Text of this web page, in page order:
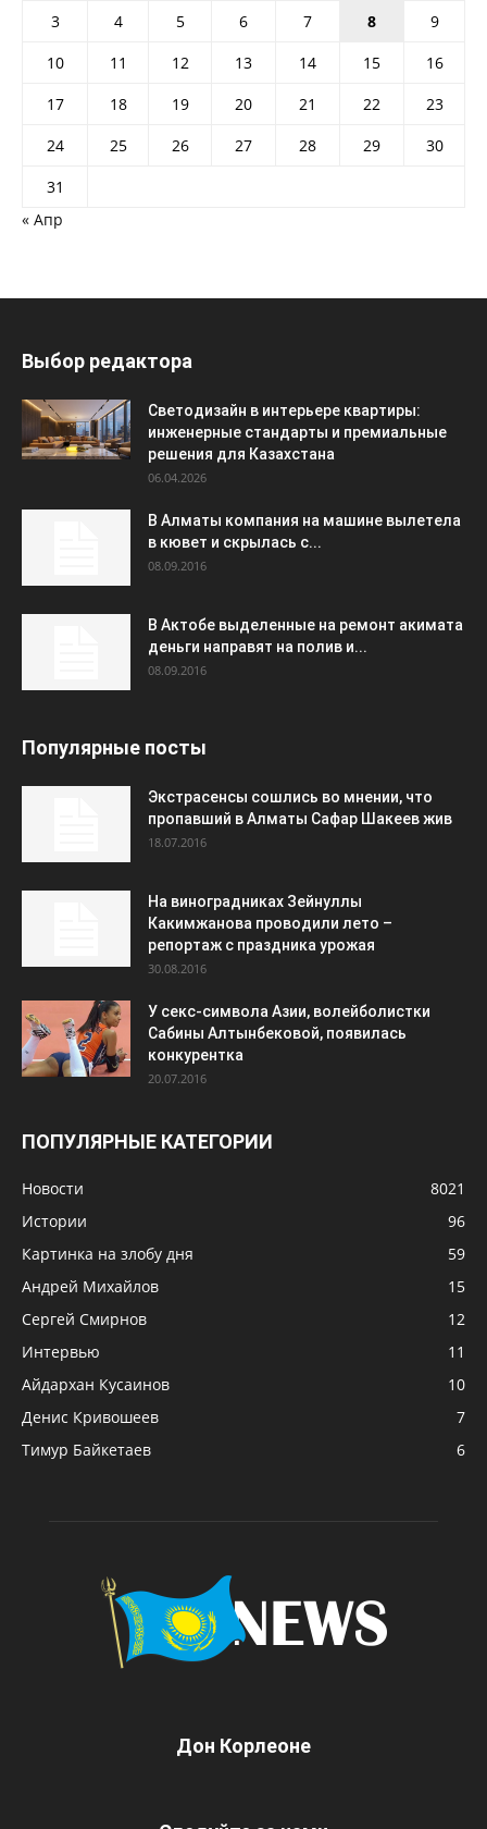
3
4 5 6 7 8
9
10
11 12 13 14 15
16
17
18 19 20 21 22
23
24
25 26 27 28 29
30
31
« Апр
Выбор редактора
Светодизайн в интерьере квартиры:
инженерные стандарты и премиальные
решения для Казахстана
06.04.2026
В Алматы компания на машине вылетела
в кювет и скрылась с...
08.09.2016
В Актобе выделенные на ремонт акимата
деньги направят на полив и...
08.09.2016
Популярные посты
Экстрасенсы сошлись во мнении, что
пропавший в Алматы Сафар Шакеев жив
18.07.2016
На виноградниках Зейнуллы
Какимжанова проводили лето –
репортаж с праздника урожая
30.08.2016
У секс-символа Азии, волейболистки
Сабины Алтынбековой, появилась
конкурентка
20.07.2016
ПОПУЛЯРНЫЕ КАТЕГОРИИ
Новости
8021
Истории
96
Картинка на злобу дня
59
Андрей Михайлов
15
Сергей Смирнов
12
Интервью
11
Айдархан Кусаинов
10
Денис Кривошеев
7
Тимур Байкетаев
6
Дон Корлеоне